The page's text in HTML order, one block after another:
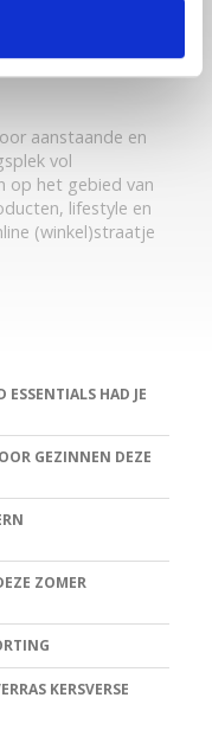
aanstaande en
vol
op het gebied van
lifestyle en
(winkel)straatje
ESSENTIALS HAD JE
GEZINNEN DEZE
ZOMER
KERSVERSE